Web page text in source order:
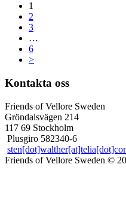
1
2
3
…
6
>
Kontakta oss
Friends of Vellore Sweden
Gröndalsvägen 214
117 69 Stockholm
Plusgiro 582340-6
Friends of Vellore Sweden ©